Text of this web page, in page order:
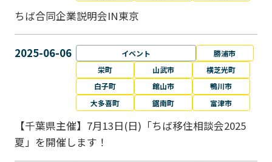
ちば合同企業説明会IN東京
2025-06-06 イベント
勝浦市
栄町
山武市
横芝光町
白子町
館山市
鴨川市
大多喜町
鋸南町 富津市
【千葉県主催】7月13日(日)「ちば移住相談会2025
夏」を開催します！